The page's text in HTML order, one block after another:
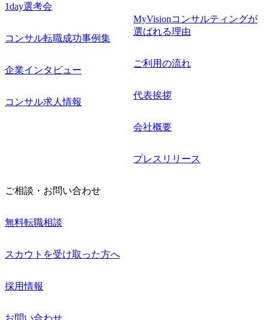
1day選考会
コンサル転職成功事例集
企業インタビュー
コンサル求人情報
MyVisionコンサルティングが
選ばれる理由
ご利用の流れ
代表挨拶
会社概要
プレスリリース
ご相談・お問い合わせ
無料転職相談
スカウトを受け取った方へ
採用情報
お問い合わせ